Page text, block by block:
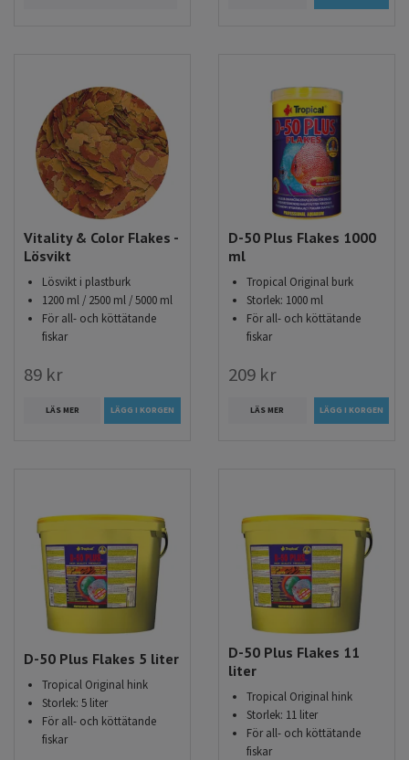
Vitality & Color Flakes -
Lösvikt
Lösvikt i plastburk
1200 ml / 2500 ml / 5000 ml
För all- och köttätande
fiskar
89 kr
LÄS MER LÄGG I KORGEN
D-50 Plus Flakes 1000
ml
Tropical Original burk
Storlek: 1000 ml
För all- och köttätande
fiskar
209 kr
LÄS MER
D-50 Plus Flakes 5 liter
Tropical Original hink
Storlek: 5 liter
För all- och köttätande
fiskar
D-50 Plus Flakes 11
liter
Tropical Original hink
Storlek: 11 liter
För all- och köttätande
fiskar